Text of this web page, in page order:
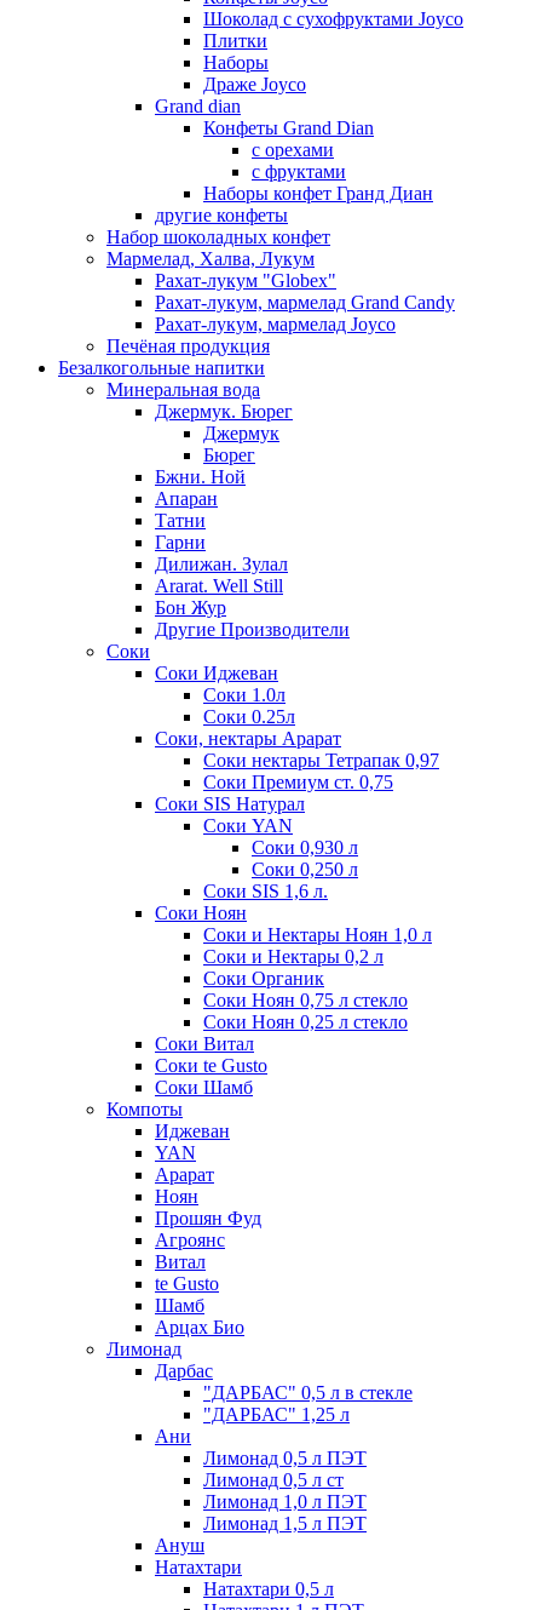
Шоколад с сухофруктами Joyco
Плитки
Наборы
Драже Joyco
Grand dian
Конфеты Grand Dian
с орехами
с фруктами
Наборы конфет Гранд Диан
другие конфеты
Набор шоколадных конфет
Мармелад, Халва, Лукум
Рахат-лукум "Globex"
Рахат-лукум, мармелад Grand Candy
Рахат-лукум, мармелад Joyco
Печёная продукция
Безалкогольные напитки
Минеральная вода
Джермук. Бюрег
Джермук
Бюрег
Бжни. Ной
Апаран
Татни
Гарни
Дилижан. Зулал
Ararat. Well Still
Бон Жур
Другие Производители
Соки
Соки Иджеван
Соки 1.0л
Соки 0.25л
Соки, нектары Арарат
Соки нектары Тетрапак 0,97
Соки Премиум ст. 0,75
Соки SIS Натурал
Соки YAN
Соки 0,930 л
Соки 0,250 л
Соки SIS 1,6 л.
Соки Ноян
Соки и Нектары Ноян 1,0 л
Соки и Нектары 0,2 л
Соки Органик
Соки Ноян 0,75 л стекло
Соки Ноян 0,25 л стекло
Соки Витал
Соки te Gusto
Соки Шамб
Компоты
Иджеван
YAN
Арарат
Ноян
Прошян Фуд
Агроянс
Витал
te Gusto
Шамб
Арцах Био
Лимонад
Дарбас
"ДАРБАС" 0,5 л в стекле
"ДАРБАС" 1,25 л
Ани
Лимонад 0,5 л ПЭТ
Лимонад 0,5 л ст
Лимонад 1,0 л ПЭТ
Лимонад 1,5 л ПЭТ
Ануш
Натахтари
Натахтари 0,5 л